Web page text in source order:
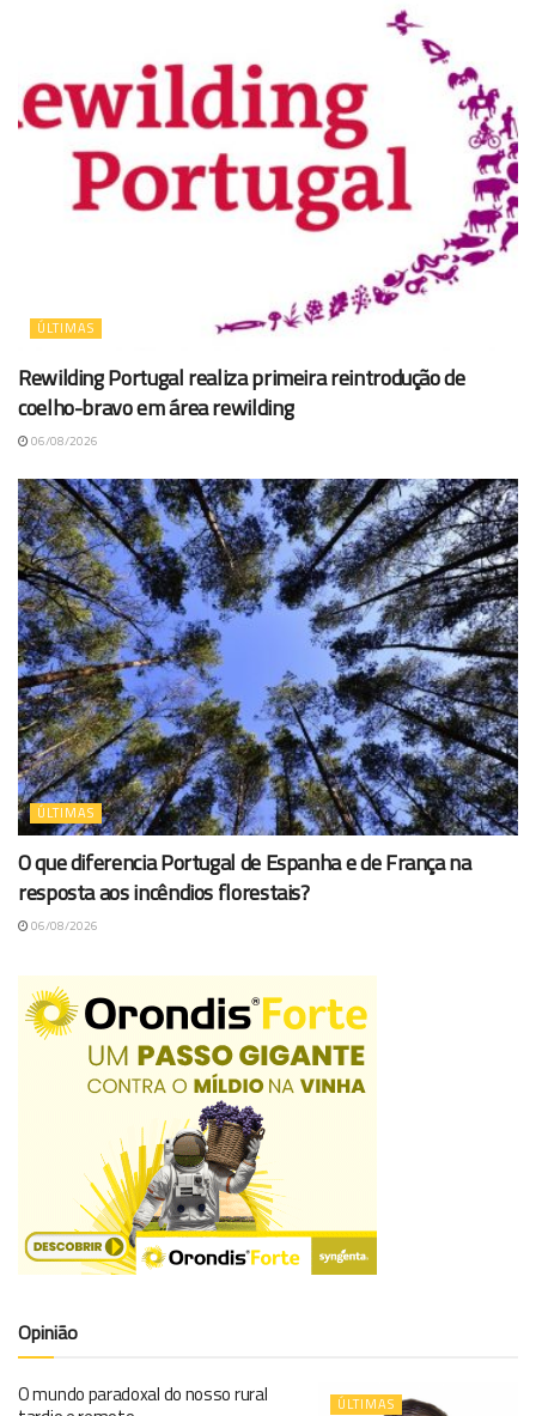
ÚLTIMAS
Rewilding Portugal realiza primeira reintrodução de
coelho-bravo em área rewilding
06/08/2026
ÚLTIMAS
O que diferencia Portugal de Espanha e de França na
resposta aos incêndios florestais?
06/08/2026
Opinião
ÚLTIMAS
O mundo paradoxal do nosso rural